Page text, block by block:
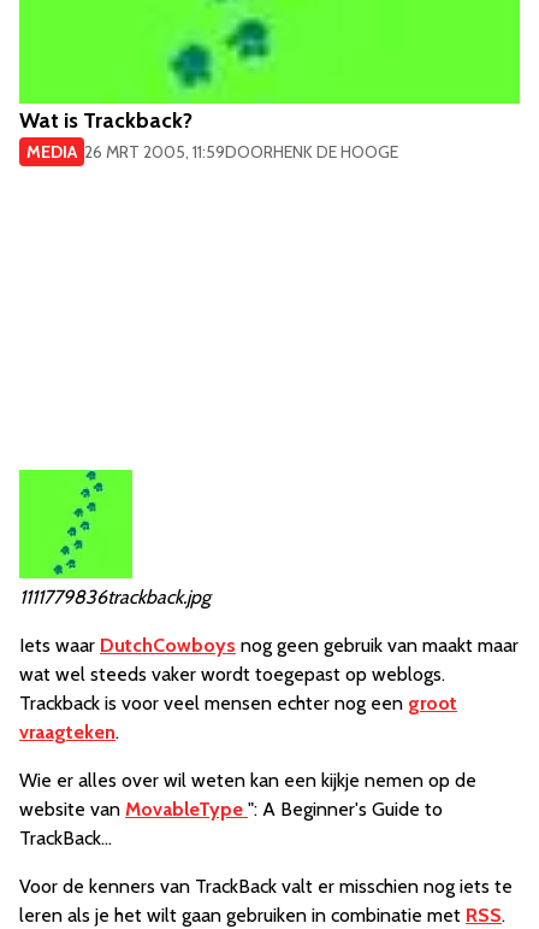
Wat is Trackback?
MEDIA 26 MRT 2005, 11:59DOORHENK DE HOOGE
1111779836trackback.jpg
Iets waar DutchCowboys nog geen gebruik van maakt maar
wat wel steeds vaker wordt toegepast op weblogs.
Trackback is voor veel mensen echter nog een groot
vraagteken.
Wie er alles over wil weten kan een kijkje nemen op de
website van MovableType ": A Beginner's Guide to
TrackBack...
Voor de kenners van TrackBack valt er misschien nog iets te
leren als je het wilt gaan gebruiken in combinatie met RSS.